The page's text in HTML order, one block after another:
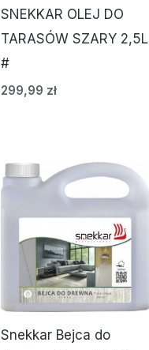
SNEKKAR OLEJ DO
TARASÓW SZARY 2,5L
#
299,99 zł
Snekkar Bejca do